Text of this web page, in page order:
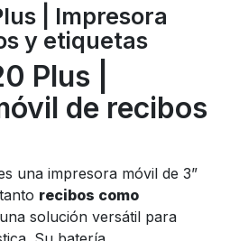
| Impresora
y etiquetas
Plus |
de recibos
una impresora móvil de 3”
recibos como
solución versátil para